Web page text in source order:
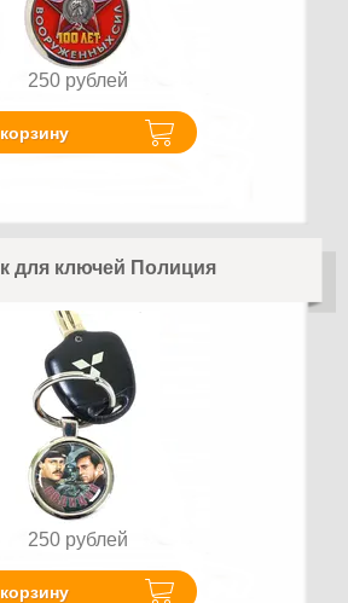
250 рублей
для ключей Полиция
250 рублей